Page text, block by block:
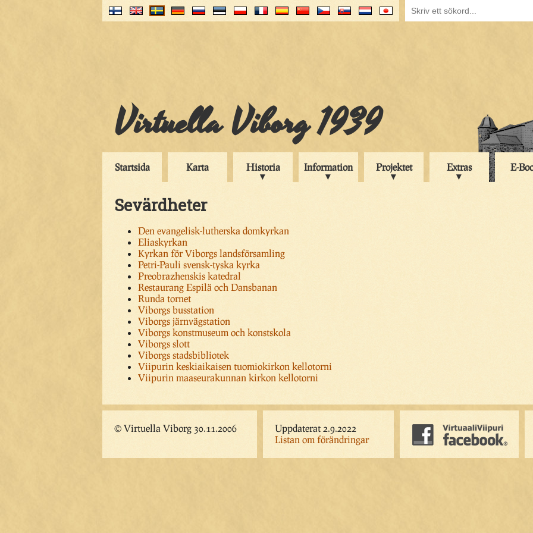
Virtuella Viborg 1939
Startsida Karta Historia Information Projektet Extras E-
Sevärdheter
Den evangelisk-lutherska domkyrkan
Eliaskyrkan
Kyrkan för Viborgs landsförsamling
Petri-Pauli svensk-tyska kyrka
Preobrazhenskis katedral
Restaurang Espilä och Dansbanan
Runda tornet
Viborgs busstation
Viborgs järnvägstation
Viborgs konstmuseum och konstskola
Viborgs slott
Viborgs stadsbibliotek
Viipurin keskiaikaisen tuomiokirkon kellotorni
Viipurin maaseurakunnan kirkon kellotorni
© Virtuella Viborg 30.11.2006
Uppdaterat 2.9.2022
Listan om förändringar